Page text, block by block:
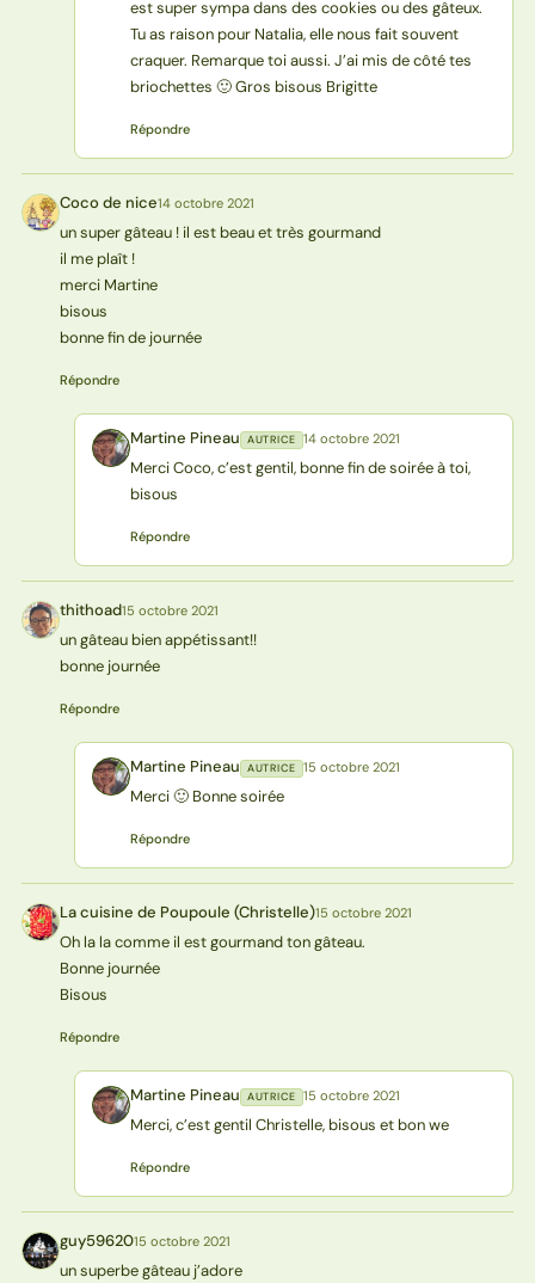
est super sympa dans des cookies ou des gâteux.
Tu as raison pour Natalia, elle nous fait souvent
craquer. Remarque toi aussi. J’ai mis de côté tes
briochettes 🙂 Gros bisous Brigitte
Répondre
CN Coco de nice14 octobre 2021
un super gâteau ! il est beau et très gourmand
il me plaît !
merci Martine
bisous
bonne fin de journée
Répondre
MP Martine Pineau AUTRICE 14 octobre 2021
Merci Coco, c’est gentil, bonne fin de soirée à toi,
bisous
Répondre
T thithoad15 octobre 2021
un gâteau bien appétissant!!
bonne journée
Répondre
MP Martine Pineau AUTRICE 15 octobre 2021
Merci 🙂 Bonne soirée
Répondre
L( La cuisine de Poupoule (Christelle)15 octobre 2021
Oh la la comme il est gourmand ton gâteau.
Bonne journée
Bisous
Répondre
MP Martine Pineau AUTRICE 15 octobre 2021
Merci, c’est gentil Christelle, bisous et bon we
Répondre
G guy5962015 octobre 2021
un superbe gâteau j’adore